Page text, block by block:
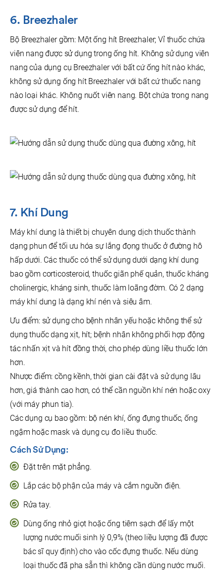
6. Breezhaler
Bộ Breezhaler gồm: Một ống hít Breezhaler; Vỉ thuốc chứa
viên nang được sử dụng trong ống hít. Không sử dụng viên
nang của dụng cụ Breezhaler với bất cứ ống hít nào khác,
không sử dụng ống hít Breezhaler với bất cứ thuốc nang
nào loại khác. Không nuốt viên nang. Bột chứa trong nang
được sử dụng để hít.
7. Khí Dung
Máy khí dung là thiết bị chuyên dung dịch thuốc thành
dạng phun để tối ưu hóa sự lắng đọng thuốc ở đường hô
hấp dưới. Các thuốc có thể sử dụng dưới dạng khí dung
bao gồm corticosteroid, thuốc giãn phế quản, thuốc kháng
cholinergic, kháng sinh, thuốc làm loãng đờm. Có 2 dạng
máy khí dung là dạng khí nén và siêu âm.
Ưu điểm: sử dụng cho bệnh nhân yếu hoặc không thể sử
dụng thuốc dạng xịt, hít; bệnh nhân không phối hợp động
tác nhấn xịt và hít đồng thời, cho phép dùng liều thuốc lớn
hơn.
Nhược điểm: cồng kềnh, thời gian cài đặt và sử dụng lâu
hơn, giá thành cao hơn, có thể cần nguồn khí nén hoặc oxy
(với máy phun tia).
Các dụng cụ bao gồm: bộ nén khí, ống đựng thuốc, ống
ngậm hoặc mask và dụng cụ đo liều thuốc.
Cách Sử Dụng:
Đặt trên mặt phẳng.
Lắp các bộ phận của máy và cắm nguồn điện.
Rửa tay.
Dùng ống nhỏ giọt hoặc ống tiêm sạch để lấy một
lượng nước muối sinh lý 0,9% (theo liều lượng đã được
bác sĩ quy định) cho vào cốc đựng thuốc. Nếu dùng
loại thuốc đã pha sẵn thì không cần dùng nước muối.